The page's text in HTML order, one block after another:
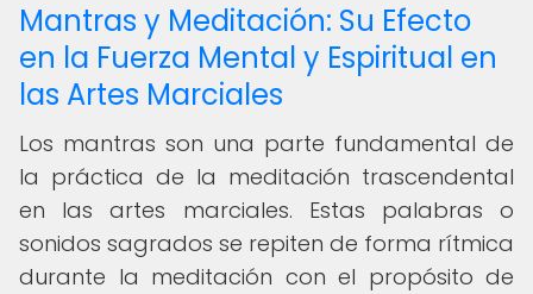
Mantras y Meditación: Su Efecto
en la Fuerza Mental y Espiritual en
las Artes Marciales
Los mantras son una parte fundamental de
la práctica de la meditación trascendental
en las artes marciales. Estas palabras o
sonidos sagrados se repiten de forma rítmica
durante la meditación con el propósito de